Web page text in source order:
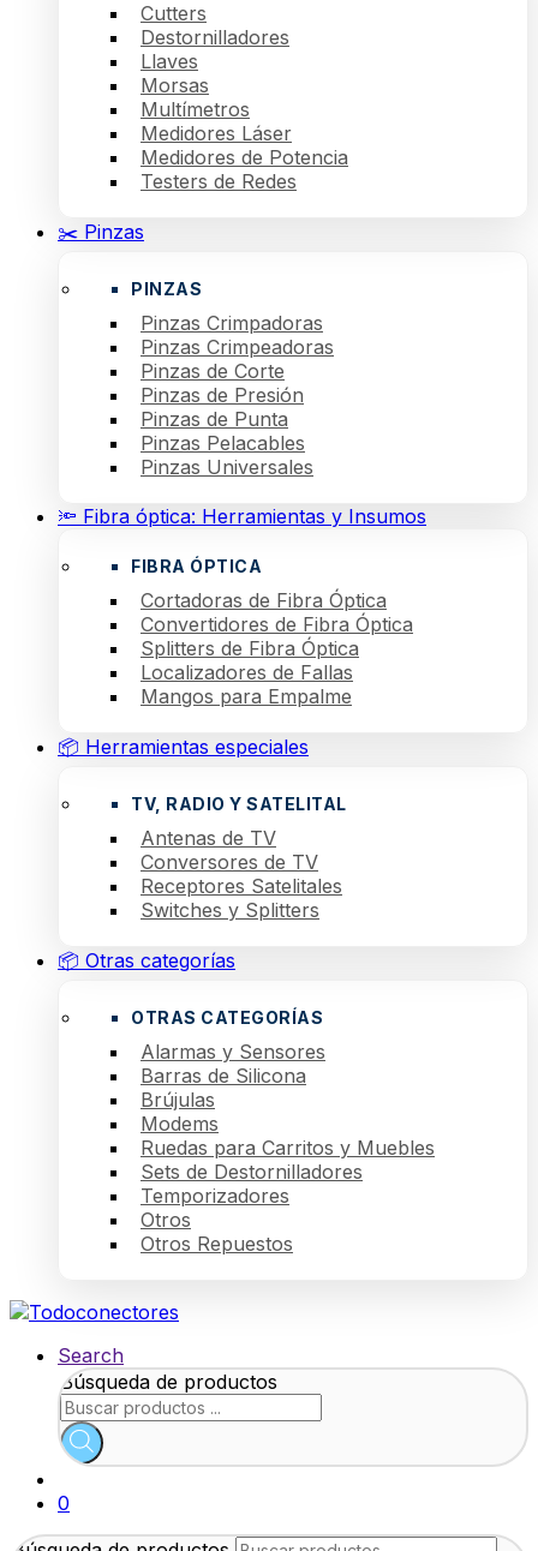
Cutters
Destornilladores
Llaves
Morsas
Multímetros
Medidores Láser
Medidores de Potencia
Testers de Redes
✂️ Pinzas
PINZAS
Pinzas Crimpadoras
Pinzas Crimpeadoras
Pinzas de Corte
Pinzas de Presión
Pinzas de Punta
Pinzas Pelacables
Pinzas Universales
🔦 Fibra óptica: Herramientas y Insumos
FIBRA ÓPTICA
Cortadoras de Fibra Óptica
Convertidores de Fibra Óptica
Splitters de Fibra Óptica
Localizadores de Fallas
Mangos para Empalme
📦 Herramientas especiales
TV, RADIO Y SATELITAL
Antenas de TV
Conversores de TV
Receptores Satelitales
Switches y Splitters
📦 Otras categorías
OTRAS CATEGORÍAS
Alarmas y Sensores
Barras de Silicona
Brújulas
Modems
Ruedas para Carritos y Muebles
Sets de Destornilladores
Temporizadores
Otros
Otros Repuestos
Search
Búsqueda de productos
0